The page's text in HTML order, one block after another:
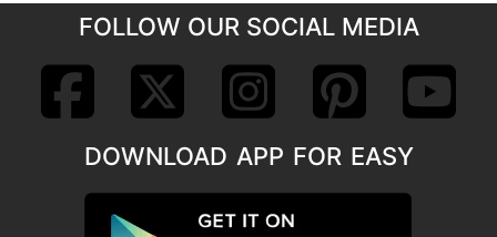
FOLLOW OUR SOCIAL MEDIA
DOWNLOAD APP FOR EASY